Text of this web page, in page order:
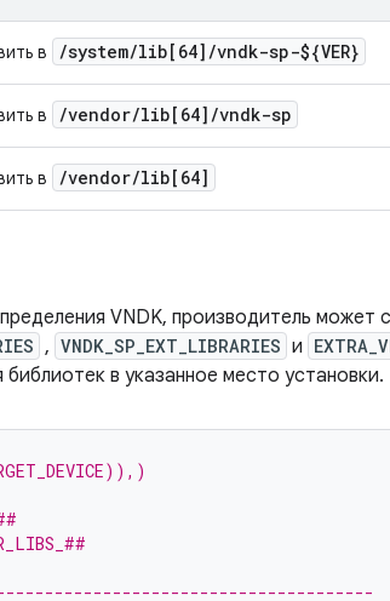
в /system/lib[64] /vndk-sp-${VER}
в /vendor/lib[64] /vndk-sp
в /vendor/lib[64]
VNDK, производитель может
, VNDK_SP_EXT_LIBRARIES и
в указанное место установки.